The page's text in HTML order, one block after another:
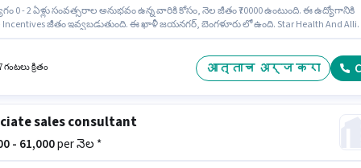
0 - 2 ఏళ్లు సంవత్సరాల అనుభవం ఉన్న వారికి కోసం, నెల జీతం ₹70000 ఉంటుంది. ఈ ఉద్యోగానికి
Incentives జీతం ఇవ్వబడుతుంది. ఈ ఖాళీ జయనగర్, బెంగళూరు లో ఉంది. Star Health And
గంటలు క్రితం आत्ताच अर्ज करा
sales consultant
- 61,000per నెల *